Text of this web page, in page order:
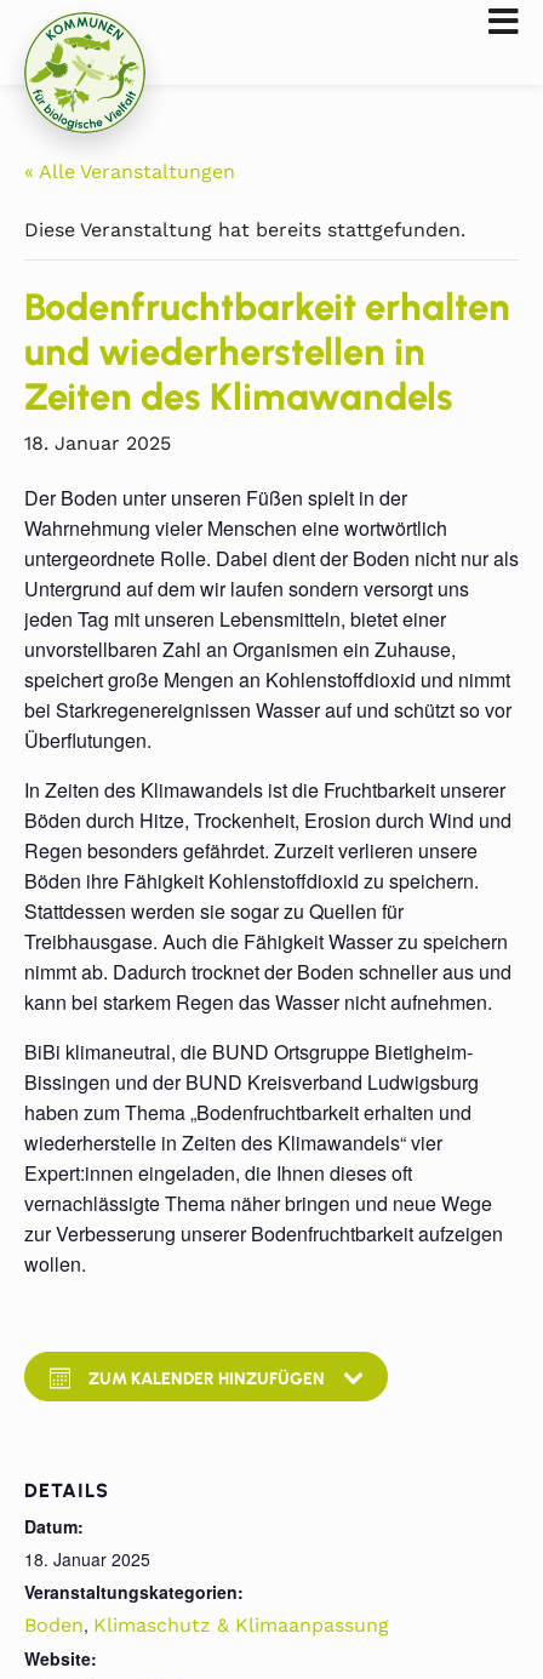
« Alle Veranstaltungen
Diese Veranstaltung hat bereits stattgefunden.
Bodenfruchtbarkeit erhalten
und wiederherstellen in
Zeiten des Klimawandels
18. Januar 2025
Der Boden unter unseren Füßen spielt in der
Wahrnehmung vieler Menschen eine wortwörtlich
untergeordnete Rolle. Dabei dient der Boden nicht nur als
Untergrund auf dem wir laufen sondern versorgt uns
jeden Tag mit unseren Lebensmitteln, bietet einer
unvorstellbaren Zahl an Organismen ein Zuhause,
speichert große Mengen an Kohlenstoffdioxid und nimmt
bei Starkregenereignissen Wasser auf und schützt so vor
Überflutungen.
In Zeiten des Klimawandels ist die Fruchtbarkeit unserer
Böden durch Hitze, Trockenheit, Erosion durch Wind und
Regen besonders gefährdet. Zurzeit verlieren unsere
Böden ihre Fähigkeit Kohlenstoffdioxid zu speichern.
Stattdessen werden sie sogar zu Quellen für
Treibhausgase. Auch die Fähigkeit Wasser zu speichern
nimmt ab. Dadurch trocknet der Boden schneller aus und
kann bei starkem Regen das Wasser nicht aufnehmen.
BiBi klimaneutral, die BUND Ortsgruppe Bietigheim-
Bissingen und der BUND Kreisverband Ludwigsburg
haben zum Thema „Bodenfruchtbarkeit erhalten und
wiederherstelle in Zeiten des Klimawandels“ vier
Expert:innen eingeladen, die Ihnen dieses oft
vernachlässigte Thema näher bringen und neue Wege
zur Verbesserung unserer Bodenfruchtbarkeit aufzeigen
wollen.
ZUM KALENDER HINZUFÜGEN
DETAILS
Datum:
18. Januar 2025
Veranstaltungskategorien:
Boden, Klimaschutz & Klimaanpassung
Website: